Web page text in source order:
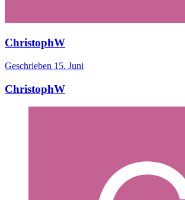
ChristophW
Geschrieben 15. Juni
ChristophW